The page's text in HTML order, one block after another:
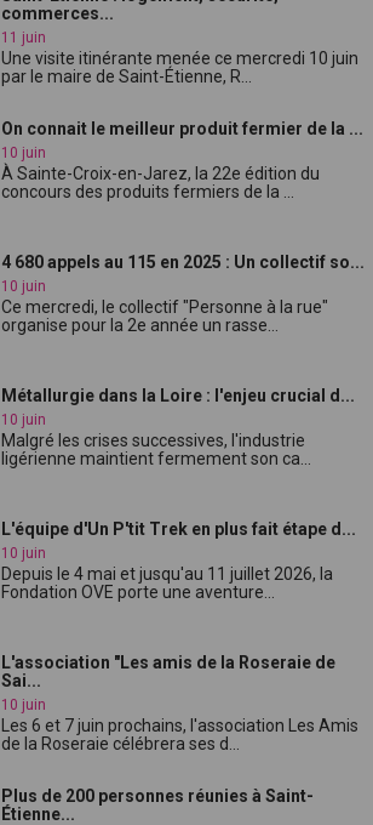
commerces...
11 juin
Une visite itinérante menée ce mercredi 10 juin
par le maire de Saint-Étienne, R...
On connait le meilleur produit fermier de la ...
10 juin
À Sainte-Croix-en-Jarez, la 22e édition du
concours des produits fermiers de la ...
4 680 appels au 115 en 2025 : Un collectif so...
10 juin
Ce mercredi, le collectif "Personne à la rue"
organise pour la 2e année un rasse...
Métallurgie dans la Loire : l'enjeu crucial d...
10 juin
Malgré les crises successives, l'industrie
ligérienne maintient fermement son ca...
L'équipe d'Un P'tit Trek en plus fait étape d...
10 juin
Depuis le 4 mai et jusqu'au 11 juillet 2026, la
Fondation OVE porte une aventure...
L'association "Les amis de la Roseraie de
Sai...
10 juin
Les 6 et 7 juin prochains, l'association Les Amis
de la Roseraie célébrera ses d...
Plus de 200 personnes réunies à Saint-
Étienne...